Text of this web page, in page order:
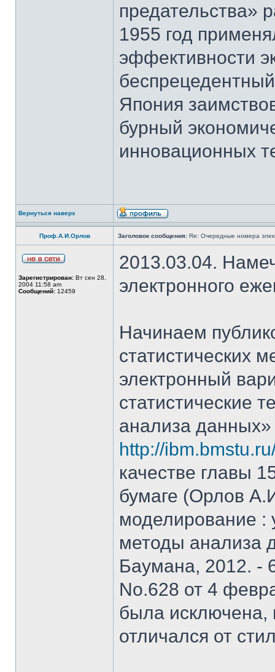
предательства»
1955 год
эффективности
Япония
бурный
инновационных
Вернуться наверх
Проф.А.И.Орлов Заголовок сообщения: Re: Очередные номера
Зарегистрирован: Вт сен 28,
2004 11:58 am
Сообщений: 12459
2013.03.04.
электронного
Начинаем
статистических
электронный
статистические
анализа данных»
http://
качестве главы
бумаге (Орлов
моделирование :
методы анализа
Баумана, 2012. -
No.628 от 4
была исключена,
отличался от